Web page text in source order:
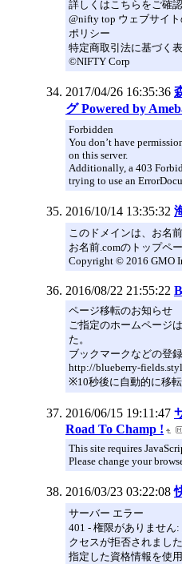
詳しくはこちらをご確認
@nifty top ウェブサイ
ポリシー
特定商取引法に基づく
©NIFTY Corp
2017/04/26 16:35:36
グ Powered by
Forbidden
You don’t have
on this server.
Additionally, a 403
trying to use an
2016/10/14 13:35:32
このドメインは、お名
お名前.comのトップペ
Copyright © 2016 GMO
2016/08/22 21:55:22
ページ移転のお知らせ
ご指定のホームページ
た。
ブックマークなどの登
http://blueberry-
※10秒後に自動的に移
2016/06/15 19:11:47
Road To Champ !
This site requires
Please change your
2016/03/23 03:22:08
サーバー エラー
401 - 権限がありません
クセスが拒否されました
指定した資格情報を使